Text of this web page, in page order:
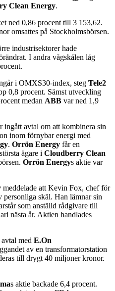
Clean Energy.
ned 0,86 procent till 3 153,62.
omsattes på Stockholmsbörsen.
industrisektorer hade
I andra vågskålen låg
i OMXS30-index, steg Tele2
0,8 procent. Sämst utveckling
medan ABB var ned 1,9
ingått avtal om att kombinera sin
inom förnybar energi med
. Orrön Energy får en
ägare i Cloudberry Clean
Orrön Energys aktie var
meddelade att Kevin Fox, chef för
personliga skäl. Han lämnar sin
som anställd rådgivare till
nästa år. Aktien handlades
med E.On
av en transformatorstation
till drygt 40 miljoner kronor.
s aktie backade 6,4 procent.